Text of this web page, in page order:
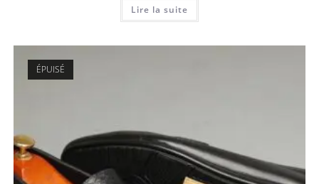
Lire la suite
ÉPUISÉ